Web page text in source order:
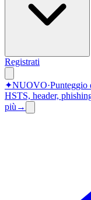
Registrati
✦NUOVO·Punteggio
HSTS, header,
più →